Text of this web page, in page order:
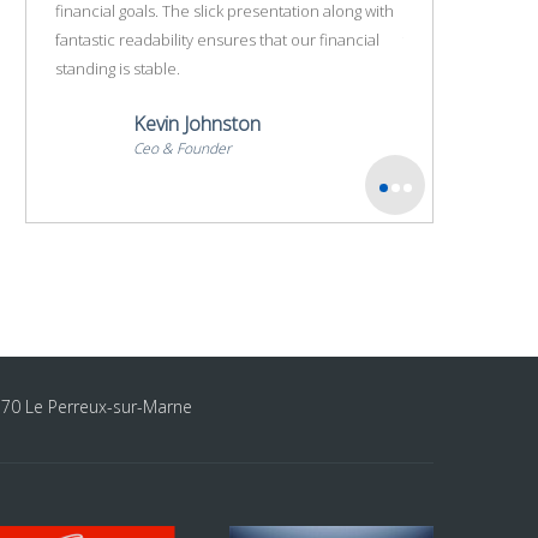
financial goals. The slick presentation along with
fantastic readability ensures that our financial
standing is stable.
Kevin Johnston
Ceo & Founder
Le Perreux-sur-Marne